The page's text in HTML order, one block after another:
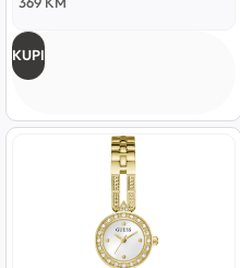
KUPI